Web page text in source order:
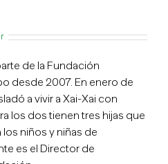
de la Fundación
desde 2007. En enero de
a vivir a Xai-Xai con
los dos tienen tres hijas que
niños y niñas de
es el Director de